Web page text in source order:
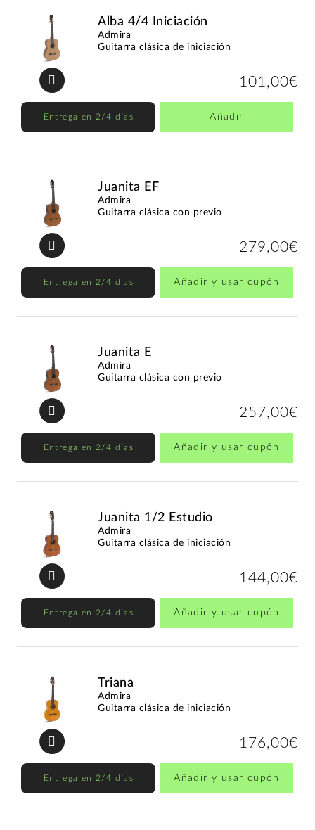
Alba 4/4 Iniciación
Admira
Guitarra clásica de iniciación
101,00€
Entrega en 2/4 días Añadir
Juanita EF
Admira
Guitarra clásica con previo
279,00€
Entrega en 2/4 días Añadir y usar cupón
Juanita E
Admira
Guitarra clásica con previo
257,00€
Entrega en 2/4 días Añadir y usar cupón
Juanita 1/2 Estudio
Admira
Guitarra clásica de iniciación
144,00€
Entrega en 2/4 días Añadir y usar cupón
Triana
Admira
Guitarra clásica de iniciación
176,00€
Entrega en 2/4 días Añadir y usar cupón